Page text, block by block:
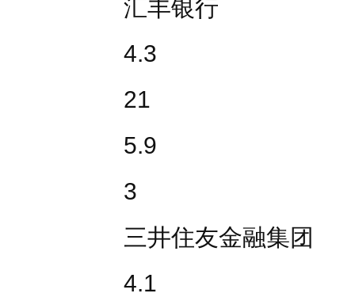
汇丰银行
4.3
21
5.9
3
三井住友金融集团
4.1